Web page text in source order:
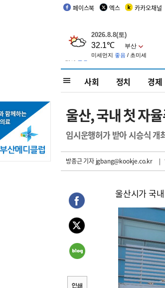
페이스북 엑스 카카오채널
사회 정치 경제
울산, 국내 첫 자
임시운행허가 받아 시승식
방종근 기자jgbang@kookje.co.kr |
울산시가 국